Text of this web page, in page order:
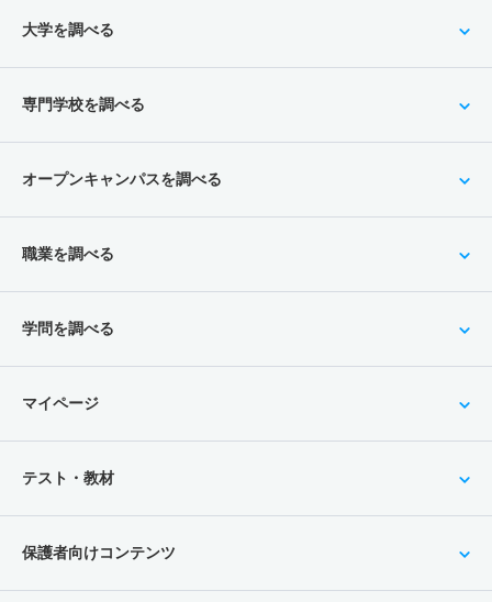
大学を調べる
専門学校を調べる
オープンキャンパスを調べる
職業を調べる
学問を調べる
マイページ
テスト・教材
保護者向けコンテンツ